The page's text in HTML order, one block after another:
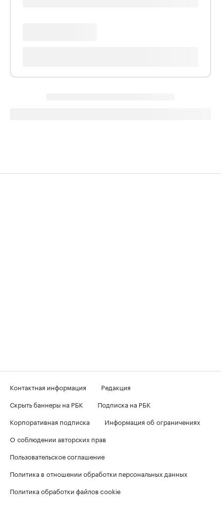
Контактная информация
Редакция
Скрыть баннеры на РБК
Подписка на РБК
Корпоративная подписка
Информация об ограничениях
О соблюдении авторских прав
Пользовательское соглашение
Политика в отношении обработки персональных данных
Политика обработки файлов cookie